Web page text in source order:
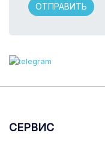
ОТПРАВИТЬ
СЕРВИС